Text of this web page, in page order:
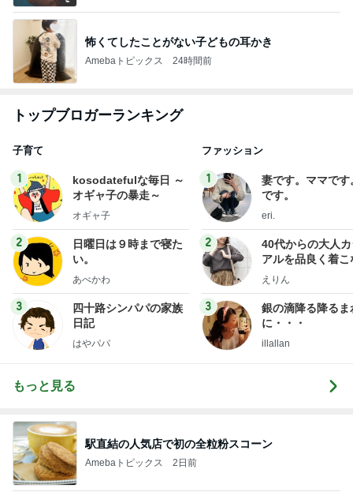
怖くてしたことがない子どもの耳かき
Amebaトピックス 24時間前
トップブロガーランキング
子育て
1
kosodatefulな毎日 ～
オギャ子の暴走～
オギャ子
2
日曜日は９時まで寝た
い。
あべかわ
3
四十路シンパパの家族
日記
はやパパ
ファッション
1
妻です。ママです
です。
eri.
2
40代からの大人
アルを品良く着こ
ファッションブロ
えりん
3
銀の滴降る降るま
に・・・
illallan
もっと見る
駅直結の人気店で初の全粒粉スコーン
Amebaトピックス 2日前